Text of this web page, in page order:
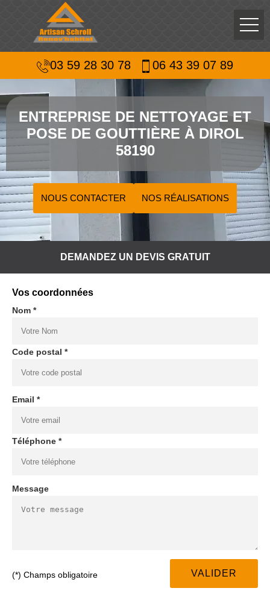
03 59 28 30 78 06 43 39 07 89
ENTREPRISE DE NETTOYAGE ET
POSE DE GOUTTIÈRE À DIROL
58190
NOUS CONTACTER NOS RÉALISATIONS
DEMANDEZ UN DEVIS GRATUIT
Vos coordonnées
Nom *
Code postal *
Email *
Téléphone *
Message
(*) Champs obligatoire